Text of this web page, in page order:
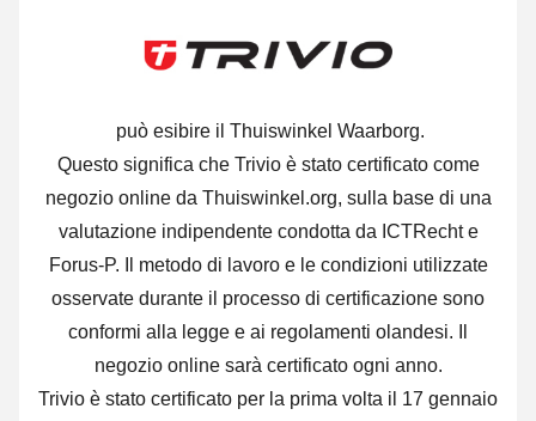
può esibire il Thuiswinkel Waarborg.
Questo significa che Trivio è stato certificato come
negozio online da Thuiswinkel.org, sulla base di una
valutazione indipendente condotta da ICTRecht e
Forus-P. Il metodo di lavoro e le condizioni utilizzate
osservate durante il processo di certificazione sono
conformi alla legge e ai regolamenti olandesi. Il
negozio online sarà certificato ogni anno.
Trivio è stato certificato per la prima volta il 17 gennaio